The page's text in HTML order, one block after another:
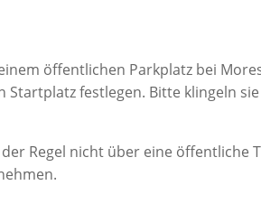
öffentlichen Parkplatz bei
Startplatz festlegen. Bitte klingeln
Regel nicht über eine